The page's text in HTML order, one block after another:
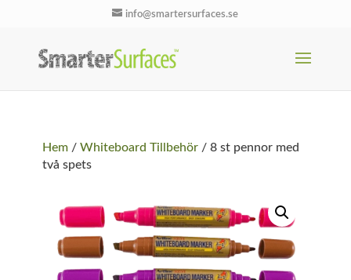
info@smartersurfaces.se
Hem/ Whiteboard Tillbehör/ 8 st pennor med
två spets